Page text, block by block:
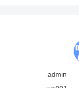
admin